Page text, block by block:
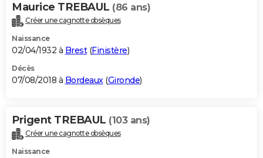
Maurice TREBAUL (86 ans)
Créer une cagnotte obsèques
Naissance
02/04/1932 à Brest(Finistère)
Décès
07/08/2018 à Bordeaux(Gironde)
Prigent TREBAUL (103 ans)
Créer une cagnotte obsèques
Naissance